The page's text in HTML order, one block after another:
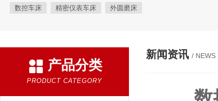
数控车床 精密仪表车床 外圆磨床
产品分类
PRODUCT CATEGORY
新闻资讯 / NEWS